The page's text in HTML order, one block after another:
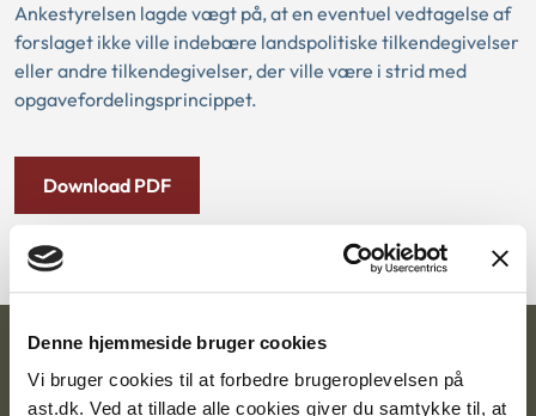
Denne hjemmeside bruger cookies
Vi bruger cookies til at forbedre brugeroplevelsen på
ast.dk. Ved at tillade alle cookies giver du samtykke til, at
Ankestyrelsen lagde vægt på, at en eventuel vedtagelse af
forslaget ikke ville indebære landspolitiske tilkendegivelser
eller andre tilkendegivelser, der ville være i strid med
opgavefordelingsprincippet.
Download PDF
Ankestyrelsen
Postadresse: